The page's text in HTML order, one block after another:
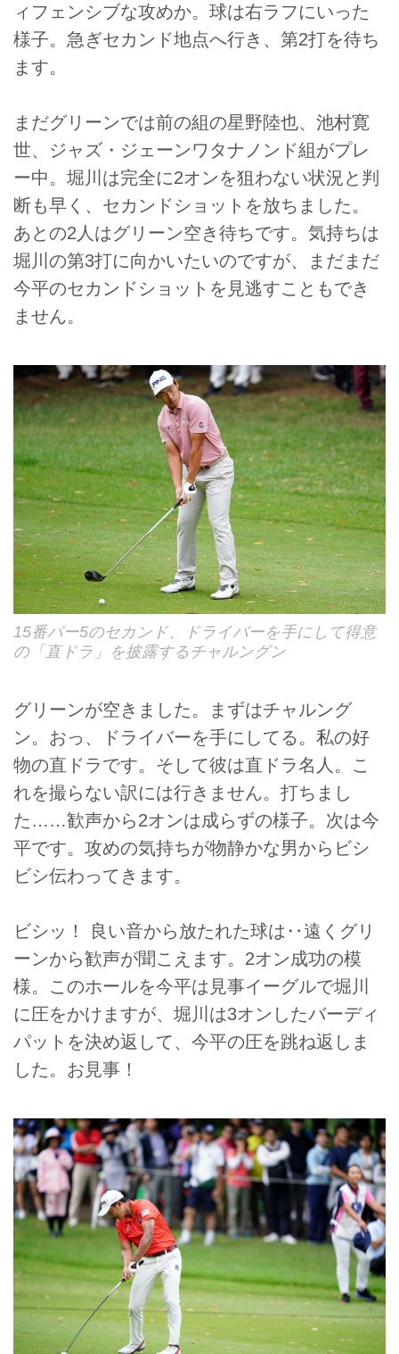
ィフェンシブな攻めか。球は右ラフにいった
様子。急ぎセカンド地点へ行き、第2打を待ち
ます。
まだグリーンでは前の組の星野陸也、池村寛
世、ジャズ・ジェーンワタナノンド組がプレ
ー中。堀川は完全に2オンを狙わない状況と判
断も早く、セカンドショットを放ちました。
あとの2人はグリーン空き待ちです。気持ちは
堀川の第3打に向かいたいのですが、まだまだ
今平のセカンドショットを見逃すこともでき
ません。
15番パー5のセカンド、ドライバーを手にして得意
の「直ドラ」を披露するチャルングン
グリーンが空きました。まずはチャルング
ン。おっ、ドライバーを手にしてる。私の好
物の直ドラです。そして彼は直ドラ名人。こ
れを撮らない訳には行きません。打ちまし
た……歓声から2オンは成らずの様子。次は今
平です。攻めの気持ちが物静かな男からビシ
ビシ伝わってきます。
ビシッ！ 良い音から放たれた球は‥遠くグリ
ーンから歓声が聞こえます。2オン成功の模
様。このホールを今平は見事イーグルで堀川
に圧をかけますが、堀川は3オンしたバーディ
パットを決め返して、今平の圧を跳ね返しま
した。お見事！